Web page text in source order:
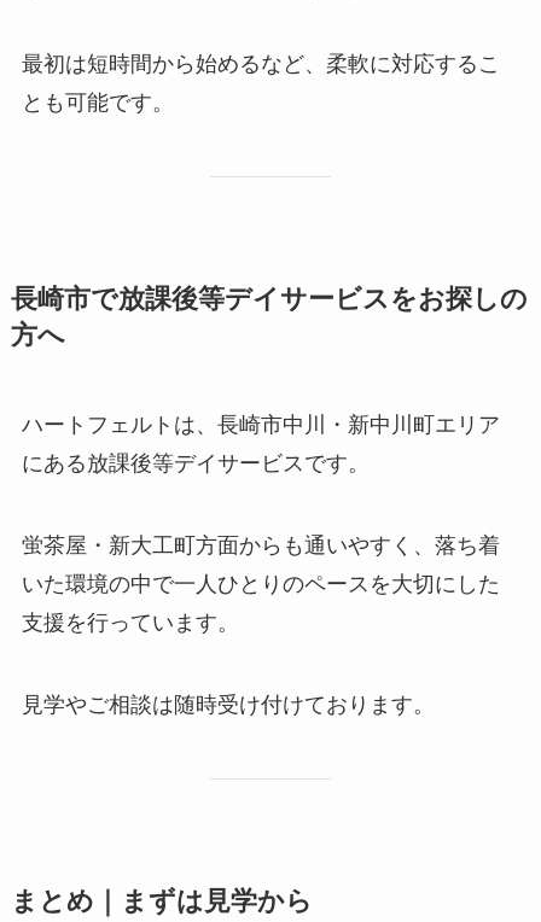
最初は短時間から始めるなど、柔軟に対応するこ
とも可能です。
長崎市で放課後等デイサービスをお探しの
方へ
ハートフェルトは、長崎市中川・新中川町エリア
にある放課後等デイサービスです。
蛍茶屋・新大工町方面からも通いやすく、落ち着
いた環境の中で一人ひとりのペースを大切にした
支援を行っています。
見学やご相談は随時受け付けております。
まとめ｜まずは見学から